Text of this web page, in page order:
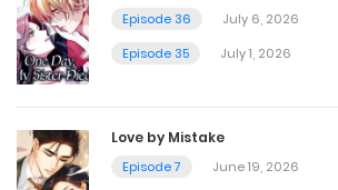
Chapter 125
June 1, 2026
Chapter 124.5 - Happy birthday, Taeui
Episode 36
July 6, 2026
Episode 35
July 1, 2026
Love by Mistake
Episode 7
June 19, 2026